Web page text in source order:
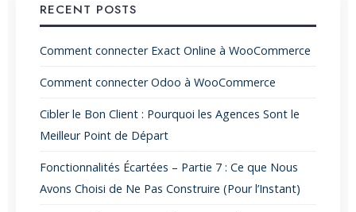
RECENT POSTS
Comment connecter Exact Online à WooCommerce
Comment connecter Odoo à WooCommerce
Cibler le Bon Client : Pourquoi les Agences Sont le
Meilleur Point de Départ
Fonctionnalités Écartées – Partie 7 : Ce que Nous
Avons Choisi de Ne Pas Construire (Pour l’Instant)